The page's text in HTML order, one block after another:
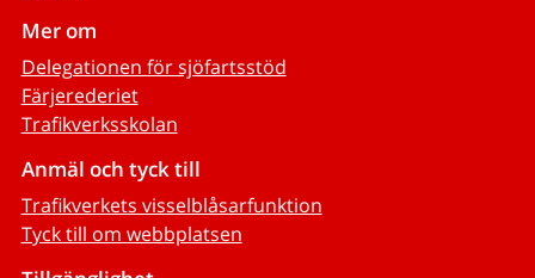
Mer om
Delegationen för sjöfartsstöd
Färjerederiet
Trafikverksskolan
Anmäl och tyck till
Trafikverkets visselblåsarfunktion
Tyck till om webbplatsen